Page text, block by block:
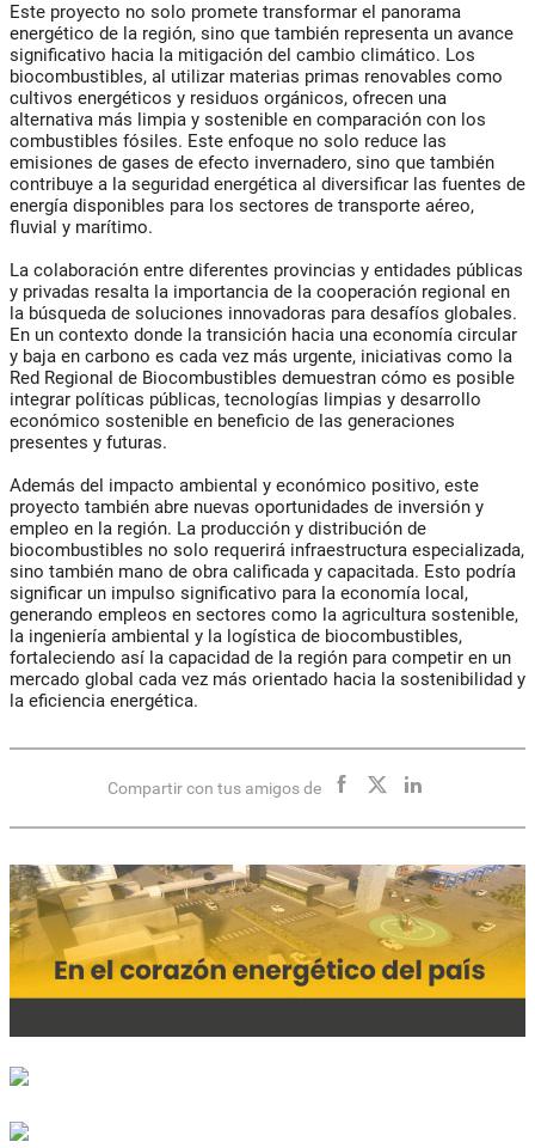
Este proyecto no solo promete transformar el panorama
energético de la región, sino que también representa un avance
significativo hacia la mitigación del cambio climático. Los
biocombustibles, al utilizar materias primas renovables como
cultivos energéticos y residuos orgánicos, ofrecen una
alternativa más limpia y sostenible en comparación con los
combustibles fósiles. Este enfoque no solo reduce las
emisiones de gases de efecto invernadero, sino que también
contribuye a la seguridad energética al diversificar las fuentes de
energía disponibles para los sectores de transporte aéreo,
fluvial y marítimo.
La colaboración entre diferentes provincias y entidades públicas
y privadas resalta la importancia de la cooperación regional en
la búsqueda de soluciones innovadoras para desafíos globales.
En un contexto donde la transición hacia una economía circular
y baja en carbono es cada vez más urgente, iniciativas como la
Red Regional de Biocombustibles demuestran cómo es posible
integrar políticas públicas, tecnologías limpias y desarrollo
económico sostenible en beneficio de las generaciones
presentes y futuras.
Además del impacto ambiental y económico positivo, este
proyecto también abre nuevas oportunidades de inversión y
empleo en la región. La producción y distribución de
biocombustibles no solo requerirá infraestructura especializada,
sino también mano de obra calificada y capacitada. Esto podría
significar un impulso significativo para la economía local,
generando empleos en sectores como la agricultura sostenible,
la ingeniería ambiental y la logística de biocombustibles,
fortaleciendo así la capacidad de la región para competir en un
mercado global cada vez más orientado hacia la sostenibilidad y
la eficiencia energética.
Compartir con tus amigos de